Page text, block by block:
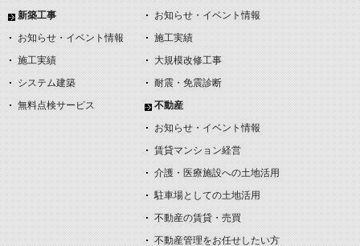
新築工事
お知らせ・イベント情報
施工実績
システム建築
無料点検サービス
お知らせ・イベント情報
施工実績
大規模改修工事
耐震・免震診断
不動産
お知らせ・イベント情報
賃貸マンション経営
介護・医療施設への土地活用
駐車場としての土地活用
不動産の賃貸・売買
不動産管理をお任せしたい方